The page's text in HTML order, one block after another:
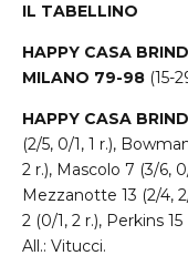
IL TABELLINO
HAPPY CASA
MILANO 79-98 (15-
HAPPY CASA
(2/5, 0/1, 1 r.),
2 r.), Mascolo 7 (3/6,
Mezzanotte 13 (2/4,
2 (0/1, 2 r.), Perkins
All.: Vitucci.